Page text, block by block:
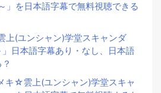
を日本語字幕で無料視聴できる
上(ユンシャン)学堂スキャンダ
日本語字幕あり・なし、日本語
キ☆雲上(ユンシャン)学堂スキャ